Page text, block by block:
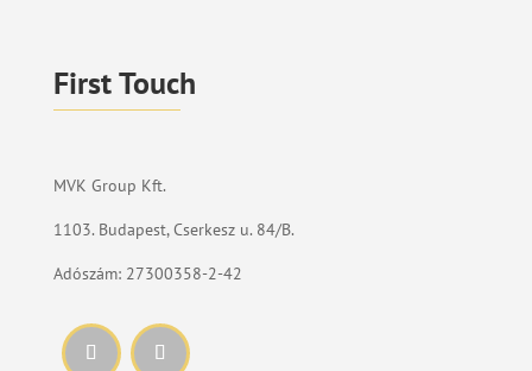
First Touch
MVK Group Kft.
1103. Budapest, Cserkesz u. 84/B.
Adószám: 27300358-2-42